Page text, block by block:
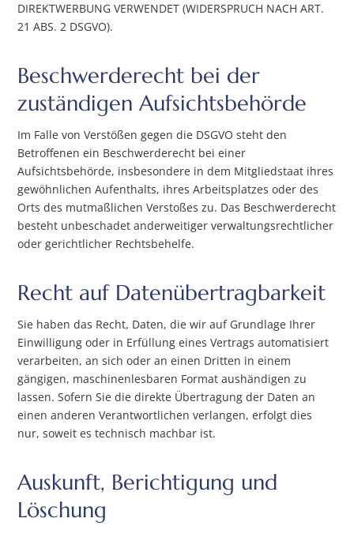
DIREKTWERBUNG VERWENDET (WIDERSPRUCH NACH ART.
21 ABS. 2 DSGVO).
Beschwerde­recht bei der
zuständigen Aufsichts­behörde
Im Falle von Verstößen gegen die DSGVO steht den
Betroffenen ein Beschwerderecht bei einer
Aufsichtsbehörde, insbesondere in dem Mitgliedstaat ihres
gewöhnlichen Aufenthalts, ihres Arbeitsplatzes oder des
Orts des mutmaßlichen Verstoßes zu. Das Beschwerderecht
besteht unbeschadet anderweitiger verwaltungsrechtlicher
oder gerichtlicher Rechtsbehelfe.
Recht auf Daten­übertrag­barkeit
Sie haben das Recht, Daten, die wir auf Grundlage Ihrer
Einwilligung oder in Erfüllung eines Vertrags automatisiert
verarbeiten, an sich oder an einen Dritten in einem
gängigen, maschinenlesbaren Format aushändigen zu
lassen. Sofern Sie die direkte Übertragung der Daten an
einen anderen Verantwortlichen verlangen, erfolgt dies
nur, soweit es technisch machbar ist.
Auskunft, Berichtigung und
Löschung